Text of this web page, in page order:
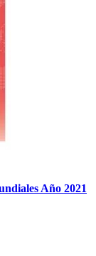
Año 2021